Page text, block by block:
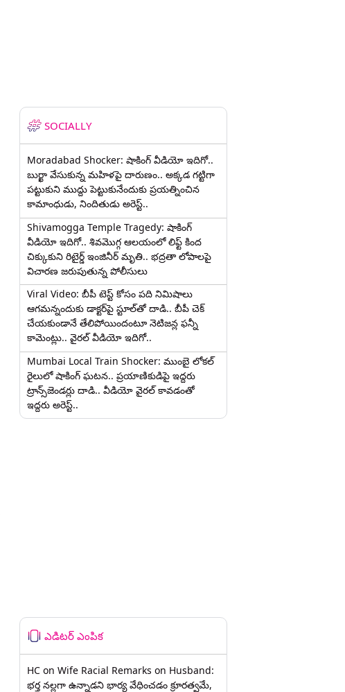
SOCIALLY
Moradabad Shocker: షాకింగ్ వీడియో ఇదిగో..
బుర్ఖా వేసుకున్న మహిళపై దారుణం.. అక్కడ గట్టిగా
పట్టుకుని ముద్దు పెట్టుకునేందుకు ప్రయత్నించిన
కామాంధుడు, నిందితుడు అరెస్ట్..
Shivamogga Temple Tragedy: షాకింగ్
వీడియో ఇదిగో.. శివమొగ్గ ఆలయంలో లిఫ్ట్ కింద
చిక్కుకుని రిటైర్డ్ ఇంజినీర్ మృతి.. భద్రతా లోపాలపై
విచారణ జరుపుతున్న పోలీసులు
Viral Video: బీపీ టెస్ట్‌ కోసం పది నిమిషాలు
ఆగమన్నందుకు డాక్టర్‌పై స్టూల్‌తో దాడి.. బీపీ చెక్
చేయకుండానే తేలిపోయిందంటూ నెటిజన్ల ఫన్నీ
కామెంట్లు.. వైరల్ వీడియో ఇదిగో..
Mumbai Local Train Shocker: ముంబై లోకల్
రైలులో షాకింగ్ ఘటన.. ప్రయాణికుడిపై ఇద్దరు
ట్రాన్స్‌జెండర్లు దాడి.. వీడియో వైరల్ కావడంతో
ఇద్దరు అరెస్ట్..
ఎడిటర్ ఎంపిక
HC on Wife Racial Remarks on Husband:
భర్త న‌ల్ల‌గా ఉన్నాడ‌ని భార్య వేధించ‌డం క్రూర‌త్వ‌మే,